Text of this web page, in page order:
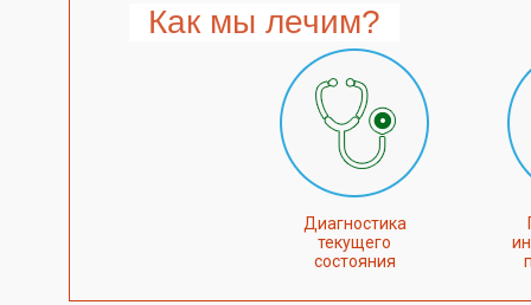
Как мы лечим?
Диагностика
текущего
состояния